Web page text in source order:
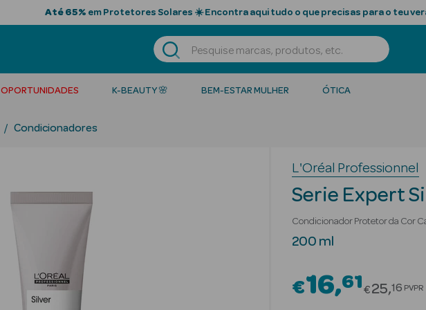
Até 65% em Protetores Solares ☀️ Encontra aqui tudo o que precisas para o teu
OPORTUNIDADES K-BEAUTY 🌸 BEM-ESTAR MULHER ÓTICA
Condicionadores
L'Oréal Professionnel
Serie Expert
Condicionador Protetor da Cor
200 ml
€16 61Price
€25 16 PVPR